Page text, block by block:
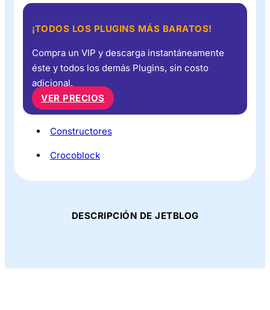
¡TODOS LOS PLUGINS MÁS BARATOS!
Compra un VIP y descarga instantáneamente
éste y todos los demás Plugins, sin costo
adicional.
VER PRECIOS
Constructores
Crocoblock
DESCRIPCIÓN DE JETBLOG